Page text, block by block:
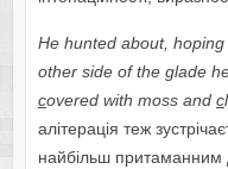
He hunted about,
other side of the glade
covered with moss and c
алітерація теж
найбільш притаманним